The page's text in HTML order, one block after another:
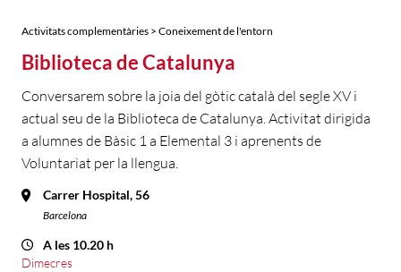
Activitats complementàries > Coneixement de l'entorn
Biblioteca de Catalunya
Conversarem sobre la joia del gòtic català del segle XV i
actual seu de la Biblioteca de Catalunya. Activitat dirigida
a alumnes de Bàsic 1 a Elemental 3 i aprenents de
Voluntariat per la llengua.
Carrer Hospital, 56
Barcelona
A les 10.20 h
Dimecres